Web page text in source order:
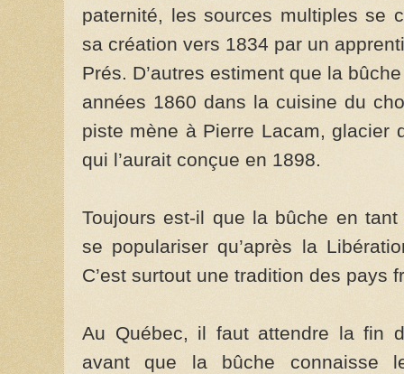
paternité, les sources multiples se
sa création vers 1834 par un
Prés. D’autres estiment que la
années 1860 dans la cuisine du
piste mène à Pierre Lacam, glacier
qui l’aurait conçue en 1898.
Toujours est-il que la bûche en
se populariser qu’après la
C’est surtout une tradition des pays
Au Québec, il faut attendre la fin
avant que la bûche connaisse